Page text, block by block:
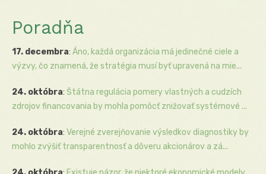
Poradňa
17. decembra: Áno, každá organizácia má jedinečné ciele a
výzvy, čo znamená, že stratégia musí byť upravená na mie...
24. októbra: Štátna regulácia pomery vlastných a cudzích
zdrojov financovania by mohla pomôcť znižovať systémové ...
24. októbra: Verejné zverejňovanie výsledkov diagnostiky by
mohlo zvýšiť transparentnosť a dôveru akcionárov a zá...